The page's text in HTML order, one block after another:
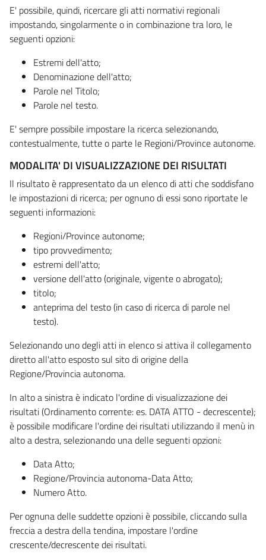
E' possibile, quindi, ricercare gli atti normativi regionali
impostando, singolarmente o in combinazione tra loro, le
seguenti opzioni:
Estremi dell'atto;
Denominazione dell'atto;
Parole nel Titolo;
Parole nel testo.
E' sempre possibile impostare la ricerca selezionando,
contestualmente, tutte o parte le Regioni/Province autonome.
MODALITA' DI VISUALIZZAZIONE DEI RISULTATI
Il risultato è rappresentato da un elenco di atti che soddisfano
le impostazioni di ricerca; per ognuno di essi sono riportate le
seguenti informazioni:
Regioni/Province autonome;
tipo provvedimento;
estremi dell'atto;
versione dell'atto (originale, vigente o abrogato);
titolo;
anteprima del testo (in caso di ricerca di parole nel
testo).
Selezionando uno degli atti in elenco si attiva il collegamento
diretto all'atto esposto sul sito di origine della
Regione/Provincia autonoma.
In alto a sinistra è indicato l'ordine di visualizzazione dei
risultati (Ordinamento corrente: es. DATA ATTO - decrescente);
è possibile modificare l'ordine dei risultati utilizzando il menù in
alto a destra, selezionando una delle seguenti opzioni:
Data Atto;
Regione/Provincia autonoma-Data Atto;
Numero Atto.
Per ognuna delle suddette opzioni è possibile, cliccando sulla
freccia a destra della tendina, impostare l'ordine
crescente/decrescente dei risultati.